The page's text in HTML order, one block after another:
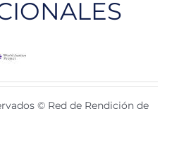
© Red de Rendición de